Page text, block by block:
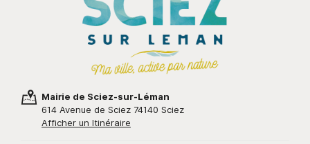
Mairie de Sciez-sur-Léman
614 Avenue de Sciez 74140 Sciez
Afficher un Itinéraire